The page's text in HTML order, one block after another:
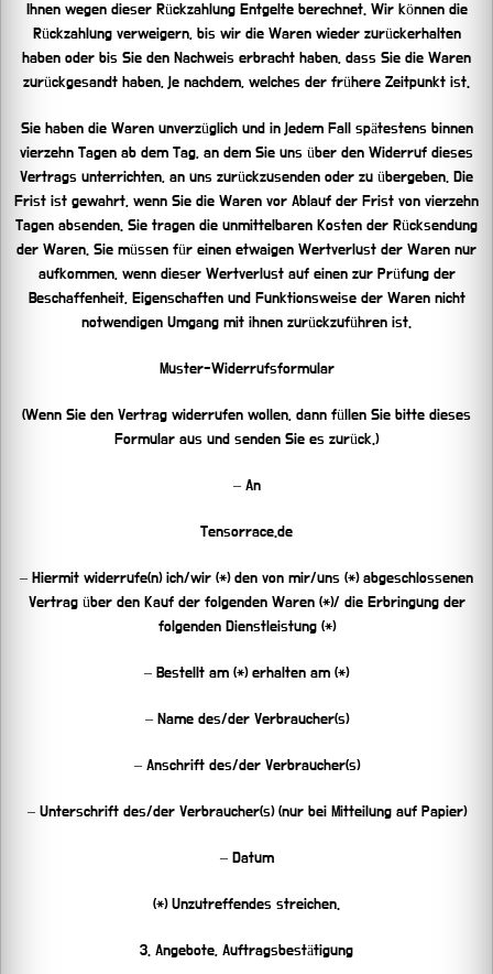
Ihnen wegen dieser Rückzahlung Entgelte berechnet. Wir können die
Rückzahlung verweigern, bis wir die Waren wieder zurückerhalten
haben oder bis Sie den Nachweis erbracht haben, dass Sie die Waren
zurückgesandt haben, je nachdem, welches der frühere Zeitpunkt ist.
Sie haben die Waren unverzüglich und in jedem Fall spätestens binnen
vierzehn Tagen ab dem Tag, an dem Sie uns über den Widerruf dieses
Vertrags unterrichten, an uns zurückzusenden oder zu übergeben. Die
Frist ist gewahrt, wenn Sie die Waren vor Ablauf der Frist von vierzehn
Tagen absenden. Sie tragen die unmittelbaren Kosten der Rücksendung
der Waren. Sie müssen für einen etwaigen Wertverlust der Waren nur
aufkommen, wenn dieser Wertverlust auf einen zur Prüfung der
Beschaffenheit, Eigenschaften und Funktionsweise der Waren nicht
notwendigen Umgang mit ihnen zurückzuführen ist.
Muster-Widerrufsformular
(Wenn Sie den Vertrag widerrufen wollen, dann füllen Sie bitte dieses
Formular aus und senden Sie es zurück.)
– An
Tensorrace.de
– Hiermit widerrufe(n) ich/wir (*) den von mir/uns (*) abgeschlossenen
Vertrag über den Kauf der folgenden Waren (*)/ die Erbringung der
folgenden Dienstleistung (*)
– Bestellt am (*) erhalten am (*)
– Name des/der Verbraucher(s)
– Anschrift des/der Verbraucher(s)
– Unterschrift des/der Verbraucher(s) (nur bei Mitteilung auf Papier)
– Datum
(*) Unzutreffendes streichen.
3. Angebote, Auftragsbestätigung